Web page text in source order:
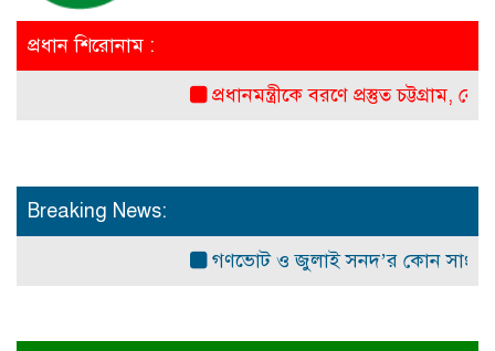
প্রধান শিরোনাম :
প্রধানমন্ত্রীকে বরণে প্রস্তুত চট্টগ্রাম,
Breaking News:
গণভোট ও জুলাই সনদ’র কোন